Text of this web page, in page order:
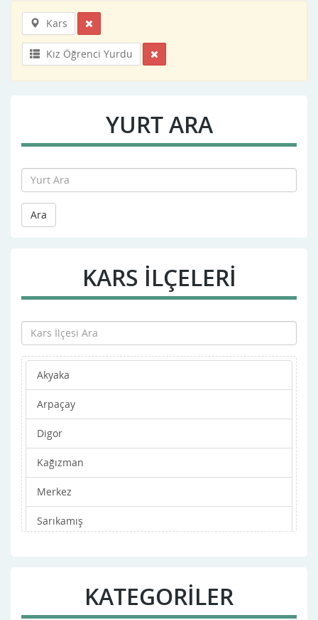
Kars
Kız Öğrenci Yurdu
YURT ARA
Ara
KARS İLÇELERİ
Akyaka
Arpaçay
Digor
Kağızman
Merkez
Sarıkamış
KATEGORİLER